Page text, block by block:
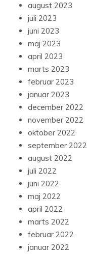
august 2023
juli 2023
juni 2023
maj 2023
april 2023
marts 2023
februar 2023
januar 2023
december 2022
november 2022
oktober 2022
september 2022
august 2022
juli 2022
juni 2022
maj 2022
april 2022
marts 2022
februar 2022
januar 2022